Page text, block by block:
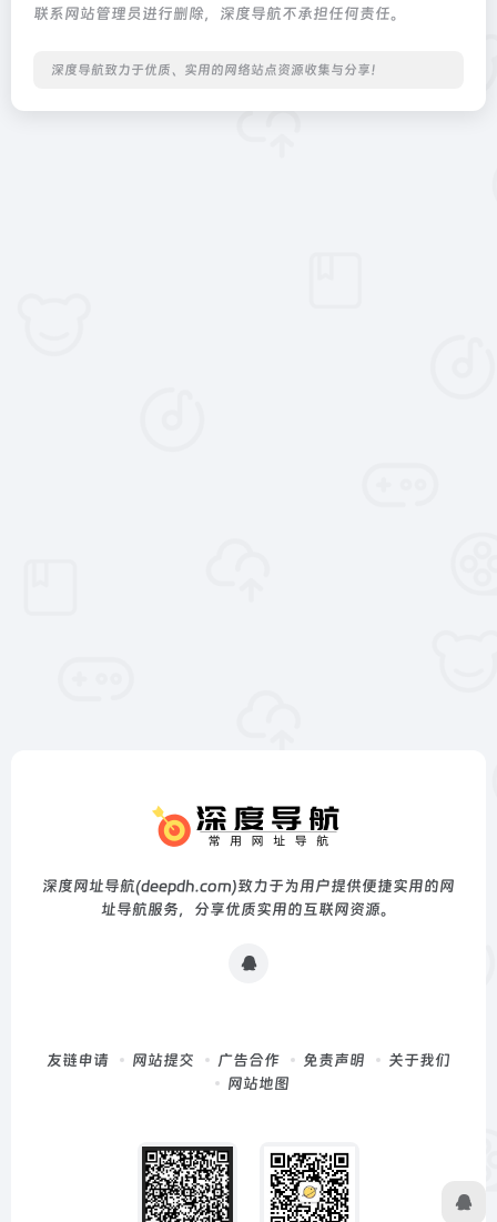
联系网站管理员进行删除，深度导航不承担任何责任。
深度导航致力于优质、实用的网络站点资源收集与分享！
深度网址导航(deepdh.com)致力于为用户提供便捷实用的网
址导航服务，分享优质实用的互联网资源。
友链申请 网站提交 广告合作 免责声明
关于我们
网站地图